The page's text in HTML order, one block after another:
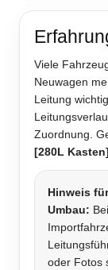
Viele
Neuwagen
Leitung
Zuordnung.
[280L Kasten]
Hinweis
Umbau:
oder Fotos